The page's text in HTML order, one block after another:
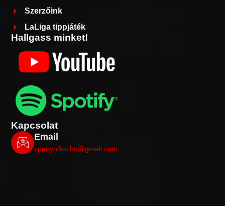
Szerzőink
LaLiga tippjáték
Hallgass minket!
Kapcsolat
Email
spanyolfocihu@gmail.com